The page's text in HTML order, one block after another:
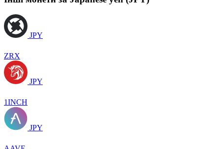
JPY
ZRX
JPY
1INCH
JPY